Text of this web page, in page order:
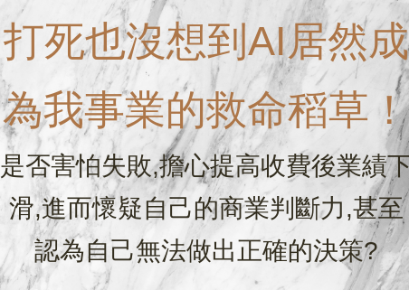
打死也沒想到AI居然成
為我事業的救命稻草！
是否害怕失敗,擔心提高收費後業績
滑,進而懷疑自己的商業判斷力,甚至
認為自己無法做出正確的決策?